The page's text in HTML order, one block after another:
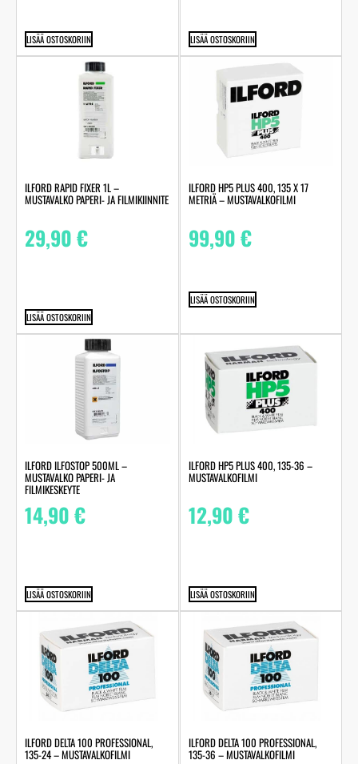
LISÄÄ OSTOSKORIIN LISÄÄ OSTOSKORIIN
ILFORD RAPID FIXER 1L –
MUSTAVALKO PAPERI- JA FILMIKIINNITE
29,90€
LISÄÄ OSTOSKORIIN
ILFORD HP5 PLUS 400, 135 X 17
METRIÄ – MUSTAVALKOFILMI
99,90€
LISÄÄ OSTOSKORIIN
ILFORD ILFOSTOP 500ML –
MUSTAVALKO PAPERI- JA
FILMIKESKEYTE
14,90€
LISÄÄ OSTOSKORIIN
ILFORD HP5 PLUS 400, 135-36 –
MUSTAVALKOFILMI
12,90€
LISÄÄ OSTOSKORIIN
ILFORD DELTA 100 PROFESSIONAL,
135-24 – MUSTAVALKOFILMI
ILFORD DELTA 100 PROFESSIONAL,
135-36 – MUSTAVALKOFILMI